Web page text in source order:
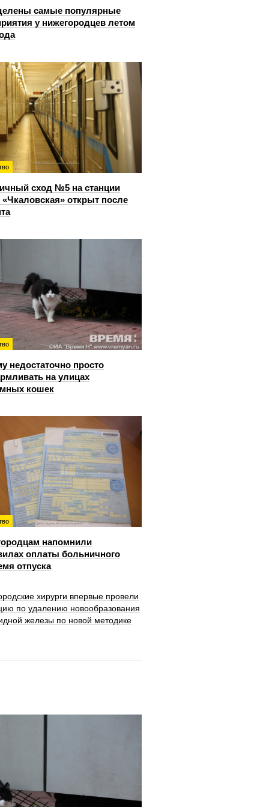
самые популярные
у нижегородцев летом
сход №5 на станции
«Чкаловская» открыт после
недостаточно просто
на улицах
кошек
напомнили
оплаты больничного
отпуска
хирурги впервые провели
по удалению новообразования
железы по новой методике